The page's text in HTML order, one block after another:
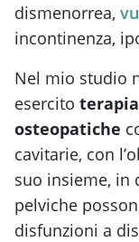
dismenorrea,
incontinenza,
Nel mio studio
esercito
osteopatiche
cavitarie, con
suo insieme, in
pelviche
disfunzioni a